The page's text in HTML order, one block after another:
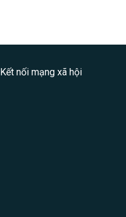
Kết nối mạng xã hội